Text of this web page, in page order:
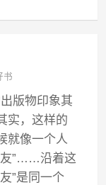
书
版物印象其
实，这样的
就像一个人
友”……沿着这
”是同一个